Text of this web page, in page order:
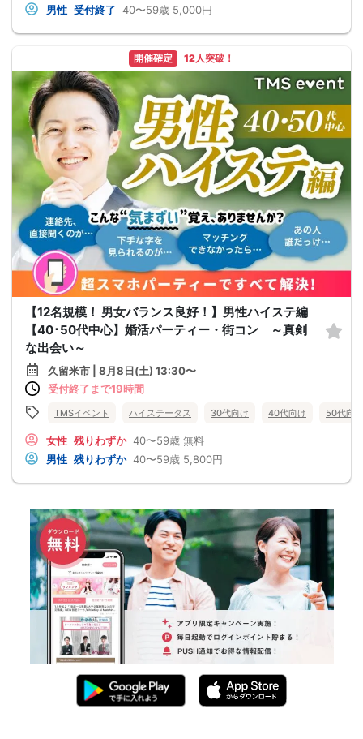
男性 受付終了 40〜59歳 5,000円
開催確定 12人突破！
【12名規模！ 男女バランス良好！】男性ハイステ編
【40･50代中心】婚活パーティー・街コン ～真剣
な出会い～
久留米市 | 8月8日(土) 13:30〜
受付終了まで19時間
TMSイベント ハイステータス 30代向け 40代向け 50代向け
女性 残りわずか 40〜59歳 無料
男性 残りわずか 40〜59歳 5,800円